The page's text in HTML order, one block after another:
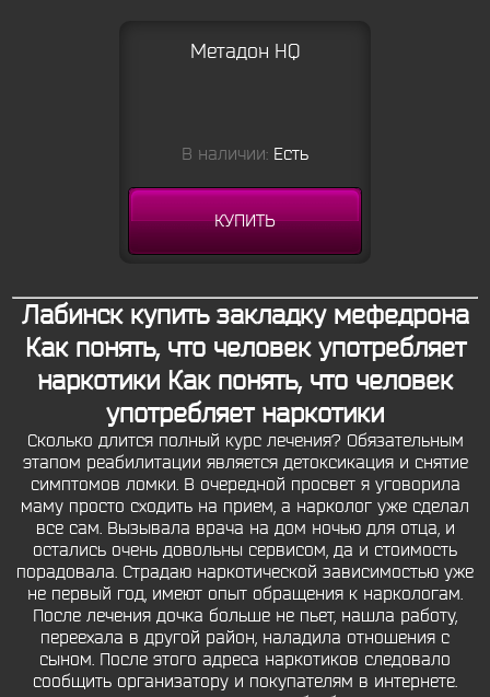
Метадон HQ
В наличии: Есть
КУПИТЬ
Лабинск купить закладку мефедрона
Как понять, что человек употребляет
наркотики Как понять, что человек
употребляет наркотики
Сколько длится полный курс лечения? Обязательным
этапом реабилитации является детоксикация и снятие
симптомов ломки. В очередной просвет я уговорила
маму просто сходить на прием, а нарколог уже сделал
все сам. Вызывала врача на дом ночью для отца, и
остались очень довольны сервисом, да и стоимость
порадовала. Страдаю наркотической зависимостью уже
не первый год, имеют опыт обращения к наркологам.
После лечения дочка больше не пьет, нашла работу,
переехала в другой район, наладила отношения с
сыном. После этого адреса наркотиков следовало
сообщить организатору и покупателям в интернете.